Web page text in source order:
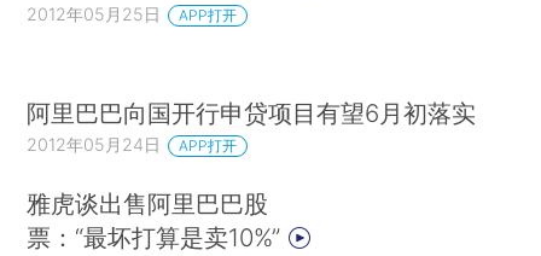
2012年05月25日 APP打开
阿里巴巴向国开行申贷项目有望6月初落实
2012年05月24日 APP打开
雅虎谈出售阿里巴巴股
票：“最坏打算是卖10%”